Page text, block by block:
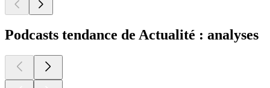
Podcasts tendance de Actualité : analyses